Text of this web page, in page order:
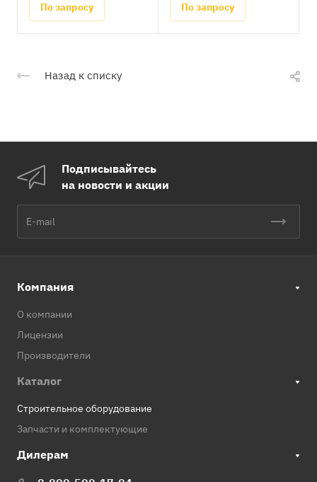
По запросу По запросу
Назад к списку
Подписывайтесь
на новости и акции
Компания
О компании
Лицензии
Производители
Каталог
Строительное оборудование
Запчасти и комплектующие
Дилерам